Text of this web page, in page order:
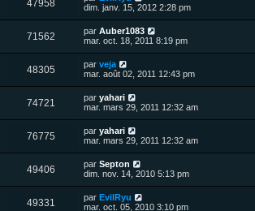
a
g
e
e
s
s
a
g
e
s
i
e
r
m
e
s
s
a
g
e
47958
u
s
e
i
e
r
m
e
s
s
a
g
e
dim. janv. 15, 2012 2:28 pm
71562V
u
D
e
i
e
r
m
e
s
s
a
g
e
par Auber1083
mar. oct. 18, 2011 8:19 pm
48305V
u
s
D
e
i
e
r
m
e
s
s
a
g
e
par veja
mar. août 02, 2011 12:43 pm
74721
u
s
D
e
i
e
r
m
e
s
s
a
par yahari
mar. mars 29, 2011 12:32 am
76775V
u
D
e
i
e
r
m
e
par yahari
mar. mars 29, 2011 12:32 am
49406V
u
D
e
i
par Septon
dim. nov. 14, 2010 5:13 pm
49331
D
e
par EvilRyu
mar. oct. 05, 2010 3:10 pm